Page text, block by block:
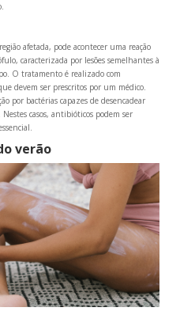
afetada, pode acontecer uma reação
caracterizada por lesões semelhantes à
O tratamento é realizado com
devem ser prescritos por um médico.
por bactérias capazes de desencadear
casos, antibióticos podem ser
verão